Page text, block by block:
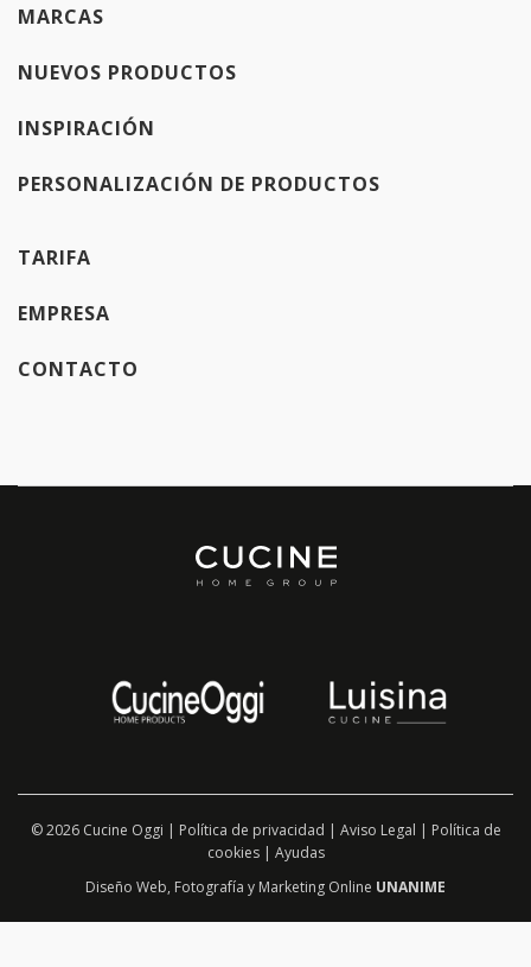
MARCAS
NUEVOS PRODUCTOS
INSPIRACIÓN
PERSONALIZACIÓN DE PRODUCTOS
TARIFA
EMPRESA
CONTACTO
© 2026 Cucine Oggi | Política de privacidad | Aviso Legal | Política de
cookies| Ayudas
Diseño Web, Fotografía y Marketing Online UNANIME